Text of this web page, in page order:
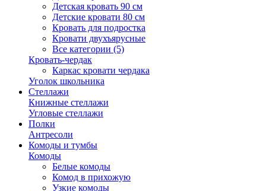
Детская кровать 90 см
Детские кровати 80 см
Кровать для подростка
Кровати двухъярусные
Все категории (5)
Кровать-чердак
Каркас кровати чердака
Уголок школьника
Стеллажи
Книжные стеллажи
Угловые стеллажи
Полки
Антресоли
Комоды и тумбы
Комоды
Белые комоды
Комод в прихожую
Узкие комоды